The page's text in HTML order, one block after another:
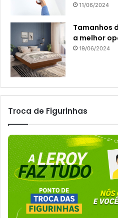
11/06/2024
Tamanhos
a melhor
19/06/2024
Troca de Figurinhas